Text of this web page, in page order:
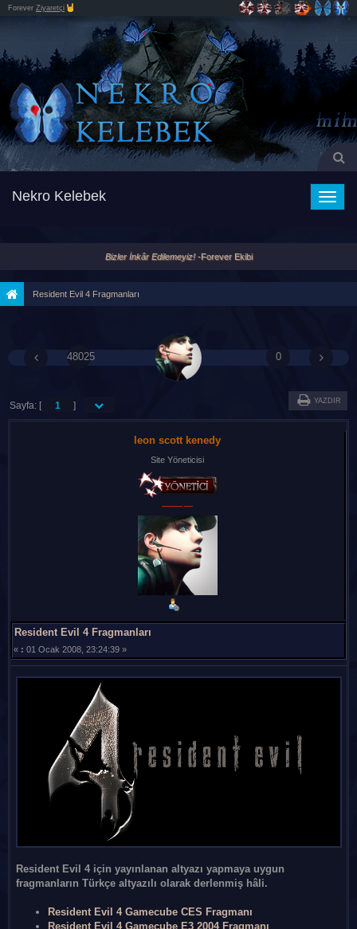
Forever Ziyaretçi
Toggle
Nekro Kelebek
Bizler İnkâr Edilemeyiz!-Forever Ekibi
Resident Evil 4 Fragmanları
48025 0
YAZDIR
Sayfa: [ 1 ]
leon scott kenedy
Site Yöneticisi
Resident Evil 4 Fragmanları
« : 01 Ocak 2008, 23:24:39 »
Resident Evil 4 için yayınlanan altyazı yapmaya uygun
fragmanların Türkçe altyazılı olarak derlenmiş hâli.
Resident Evil 4 Gamecube CES Fragmanı
Resident Evil 4 Gamecube E3 2004 Fragmanı